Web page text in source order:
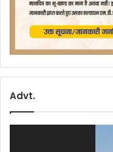
Advt.